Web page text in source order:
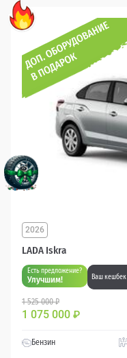
LADA Iskra
2026
Есть предложение?
Улучшим! Ваш кешбек
1 525 000 ₽
1 075 000 ₽
Бензин